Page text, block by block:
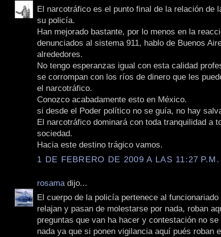
El narcotráfico es el punto final de la relación de
su policía.
Han mejorado bastante, por lo menos en la
denunciados al sistema 911, hablo de Buenos
alrededores.
No tengo esperanzas igual con esta calidad
se corrompan con los ríos de dinero que les
el narcotráfico.
Conozco acabadamente esto en México.
si desde el Poder político no se guía, no hay
El narcotráfico dominará con toda tranquilidad a
sociedad.
Hacia este destino trágico vamos.
1 DE FEBRERO DE 2009 A LAS 11:27 P.M.
rosama dijo...
El cuerpo de la policía pertenece al
relajan y pasan de molestarse por nada, roban
preguntas que van ha hacer y contestación no se
nada ya que si ponen vigilancia aquí pués roban